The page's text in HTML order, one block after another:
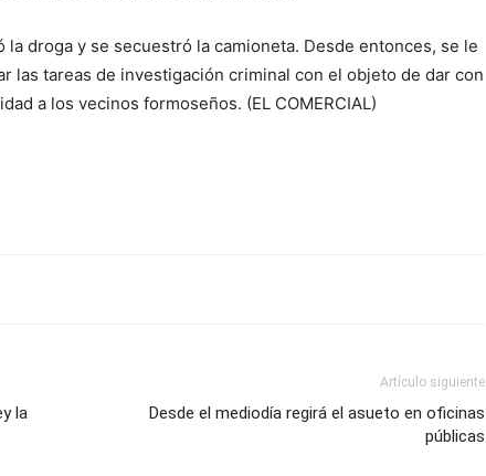
lo
droga y se secuestró la camioneta. Desde entonces, se le
las tareas de investigación criminal con el objeto de dar con
a los vecinos formoseños. (EL COMERCIAL)
la
Artículo siguiente
Desde el mediodía regirá el asueto en oficinas
públicas